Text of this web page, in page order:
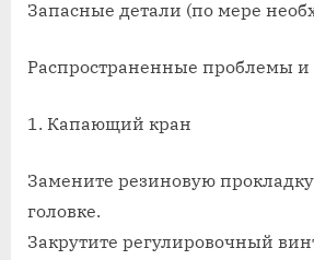
Запасные детали (по мере
Распространенные проблемы
1. Капающий кран
Замените резиновую
головке.
Закрутите регулировочный